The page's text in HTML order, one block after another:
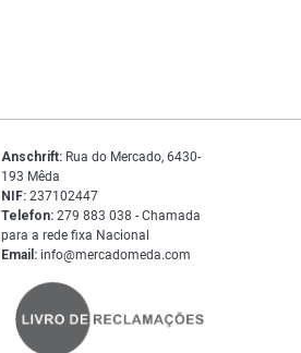
Anschrift: Rua do Mercado, 6430-
193 Mêda
NIF: 237102447
Telefon: 279 883 038 - Chamada
para a rede fixa Nacional
Email: info@mercadomeda.com